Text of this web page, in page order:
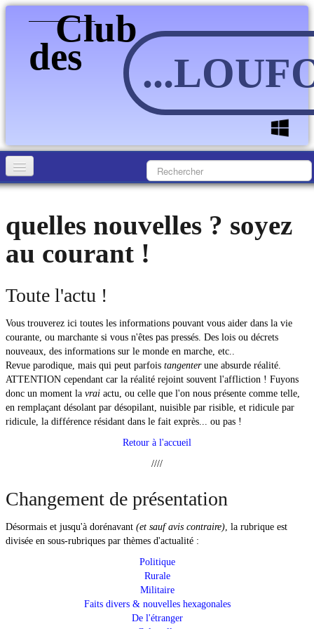
Club
des
Accueil▼
Actualité
Culture
Histoire
Courrier des lecteurs
Courrier des lecteurs▼
Blog Déblog
Blog Déblog▼
quelles nouvelles ? soyez
au courant !
Toute l'actu !
Vous trouverez ici toutes les informations pouvant vous aider dans la vie
courante, ou marchante si vous n'êtes pas pressés. Des lois ou décrets
nouveaux, des informations sur le monde en marche, etc..
Revue parodique, mais qui peut parfois tangenterune absurde réalité.
ATTENTION cependant car la réalité rejoint souvent l'affliction ! Fuyons
donc un moment la vrai actu, ou celle que l'on nous présente comme telle,
en remplaçant désolant par désopilant, nuisible par risible, et ridicule par
ridicule, la différence résidant dans le fait exprès... ou pas !
Retour à l'accueil
////
Changement de présentation
Désormais et jusqu'à dorénavant (et sauf avis contraire), la rubrique est
divisée en sous-rubriques par thèmes d'actualité :
Politique
Rurale
Militaire
Faits divers & nouvelles hexagonales
De l'étranger